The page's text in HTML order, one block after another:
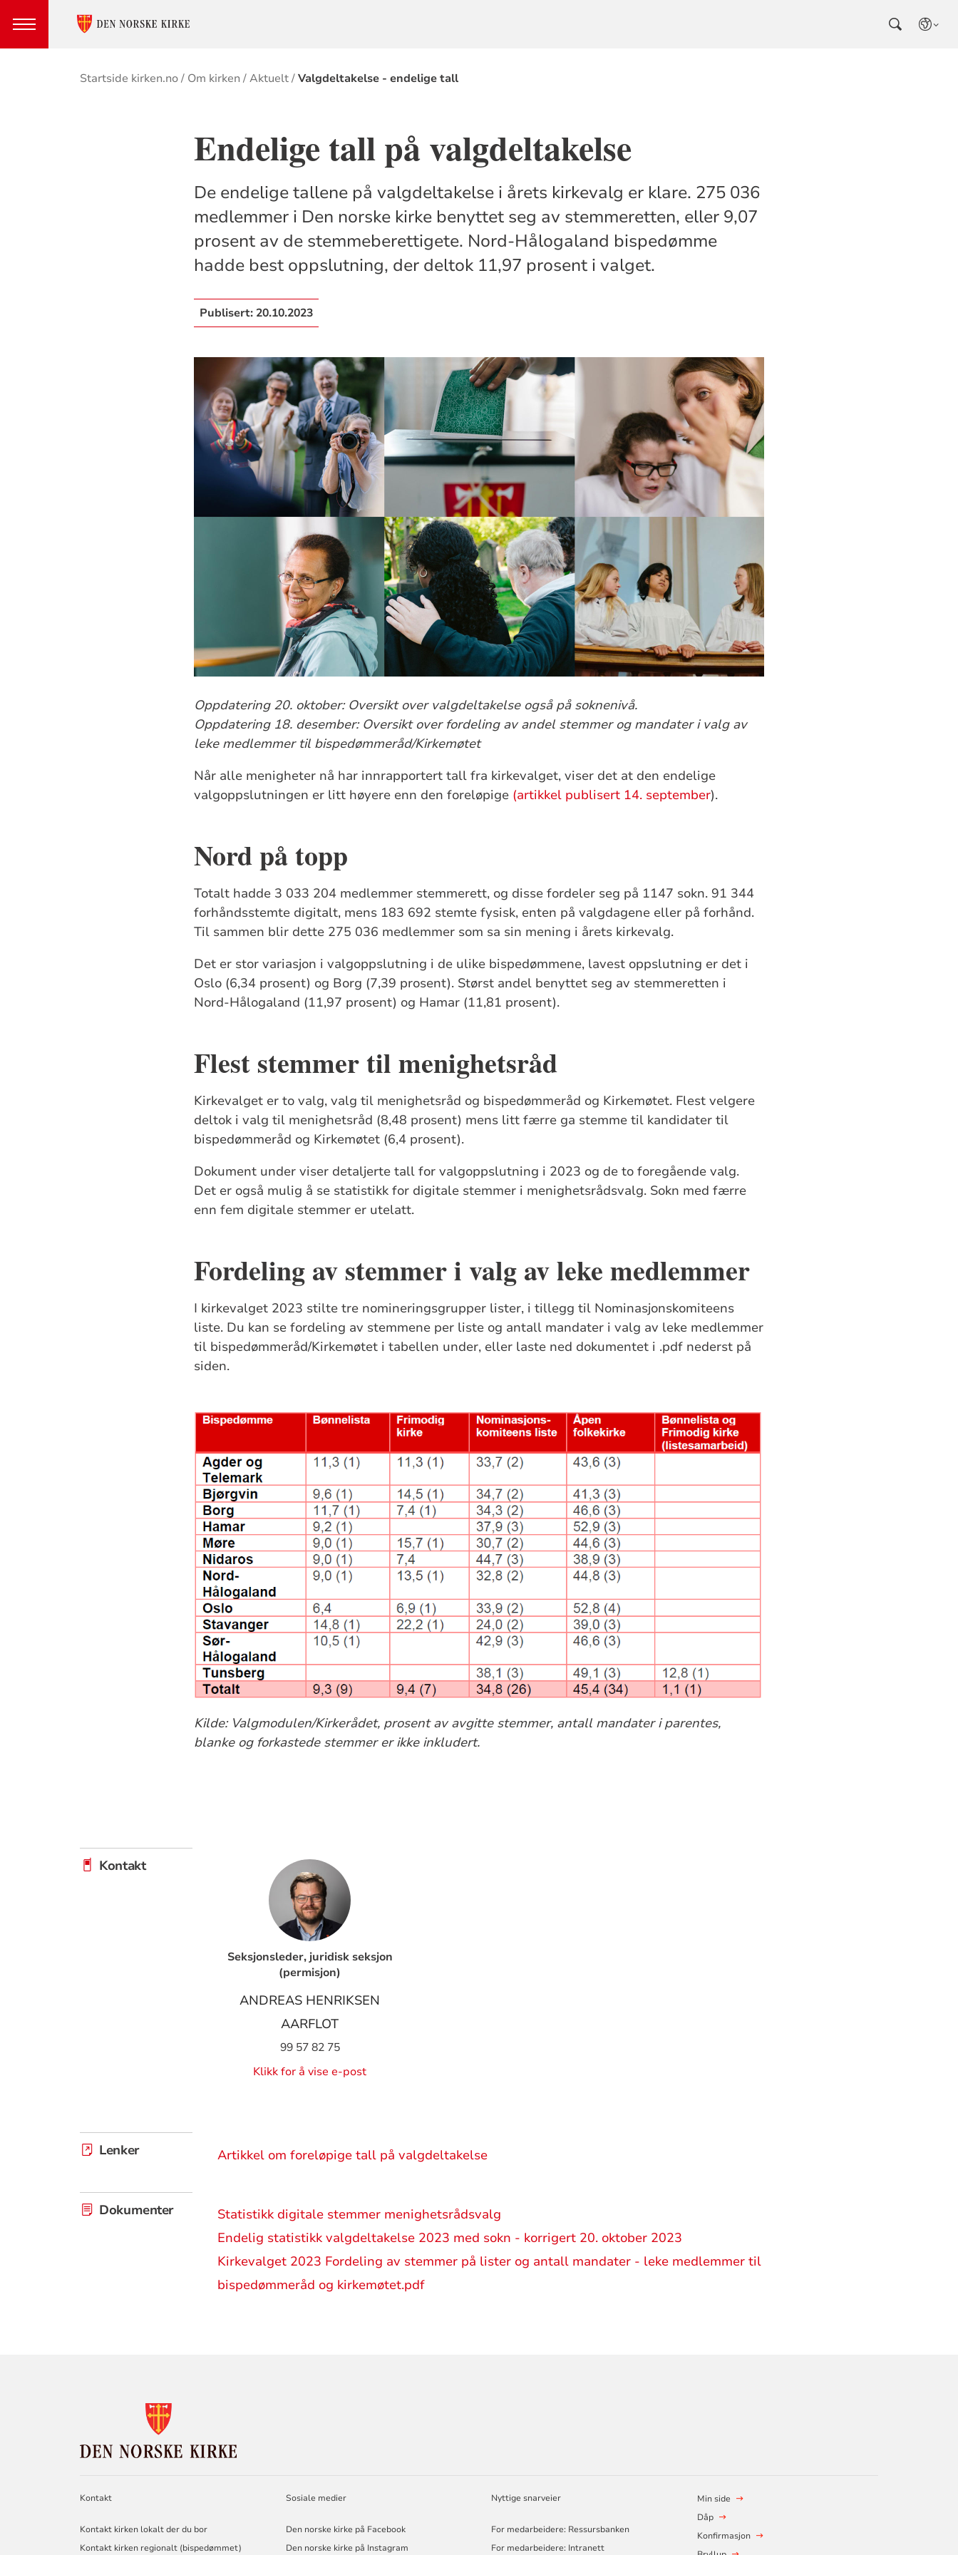
Brødsmulesti
Startside kirken.no Om kirken Aktuelt Valgdeltakelse - endelige tall
Endelige tall på valgdeltakelse
De endelige tallene på valgdeltakelse i årets kirkevalg er klare. 275 036
medlemmer i Den norske kirke benyttet seg av stemmeretten, eller 9,07
prosent av de stemmeberettigete. Nord-Hålogaland bispedømme
hadde best oppslutning, der deltok 11,97 prosent i valget.
Publisert: 20.10.2023
Oppdatering 20. oktober: Oversikt over valgdeltakelse også på soknenivå.
Oppdatering 18. desember: Oversikt over fordeling av andel stemmer og mandater i valg av
leke medlemmer til bispedømmeråd/Kirkemøtet
Når alle menigheter nå har innrapportert tall fra kirkevalget, viser det at den endelige
valgoppslutningen er litt høyere enn den foreløpige (artikkel publisert 14. september).
Nord på topp
Totalt hadde 3 033 204 medlemmer stemmerett, og disse fordeler seg på 1147 sokn. 91 344
forhåndsstemte digitalt, mens 183 692 stemte fysisk, enten på valgdagene eller på forhånd.
Til sammen blir dette 275 036 medlemmer som sa sin mening i årets kirkevalg.
Det er stor variasjon i valgoppslutning i de ulike bispedømmene, lavest oppslutning er det i
Oslo (6,34 prosent) og Borg (7,39 prosent). Størst andel benyttet seg av stemmeretten i
Nord-Hålogaland (11,97 prosent) og Hamar (11,81 prosent).
Flest stemmer til menighetsråd
Kirkevalget er to valg, valg til menighetsråd og bispedømmeråd og Kirkemøtet. Flest velgere
deltok i valg til menighetsråd (8,48 prosent) mens litt færre ga stemme til kandidater til
bispedømmeråd og Kirkemøtet (6,4 prosent).
Dokument under viser detaljerte tall for valgoppslutning i 2023 og de to foregående valg.
Det er også mulig å se statistikk for digitale stemmer i menighetsrådsvalg. Sokn med færre
enn fem digitale stemmer er utelatt.
Fordeling av stemmer i valg av leke medlemmer
I kirkevalget 2023 stilte tre nomineringsgrupper lister, i tillegg til Nominasjonskomiteens
liste. Du kan se fordeling av stemmene per liste og antall mandater i valg av leke medlemmer
til bispedømmeråd/Kirkemøtet i tabellen under, eller laste ned dokumentet i .pdf nederst på
siden.
Kilde: Valgmodulen/Kirkerådet, prosent av avgitte stemmer, antall mandater i parentes,
blanke og forkastede stemmer er ikke inkludert.
Kontakt
Seksjonsleder, juridisk seksjon
(permisjon)
ANDREAS HENRIKSEN
AARFLOT
99 57 82 75
Klikk for å vise e-post
Lenker Artikkel om foreløpige tall på valgdeltakelse
Dokumenter
Statistikk digitale stemmer menighetsrådsvalg
Endelig statistikk valgdeltakelse 2023 med sokn - korrigert 20. oktober 2023
Kirkevalget 2023 Fordeling av stemmer på lister og antall mandater - leke medlemmer til
bispedømmeråd og kirkemøtet.pdf
NORSKE
KIRKE
Kontakt
Kontakt kirken lokalt der du bor
Kontakt kirken regionalt (bispedømmet)
Sosiale medier
Den norske kirke på Facebook
Den norske kirke på Instagram
Nyttige snarveier
For medarbeidere: Ressursbanken
For medarbeidere: Intranett
Min side
Dåp
Konfirmasjon